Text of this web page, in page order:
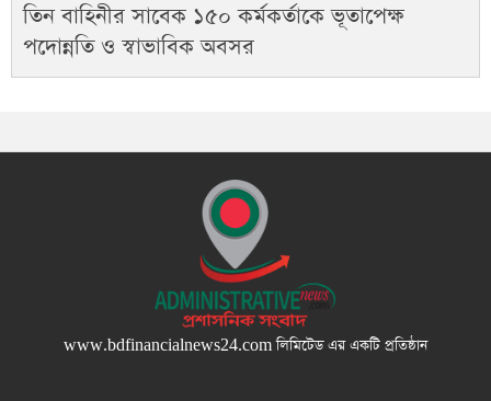
তিন বাহিনীর সাবেক ১৫০ কর্মকর্তাকে ভূতাপেক্ষ
পদোন্নতি ও স্বাভাবিক অবসর
www.bdfinancialnews24.comলিমিটেড এর একটি প্রতিষ্ঠান